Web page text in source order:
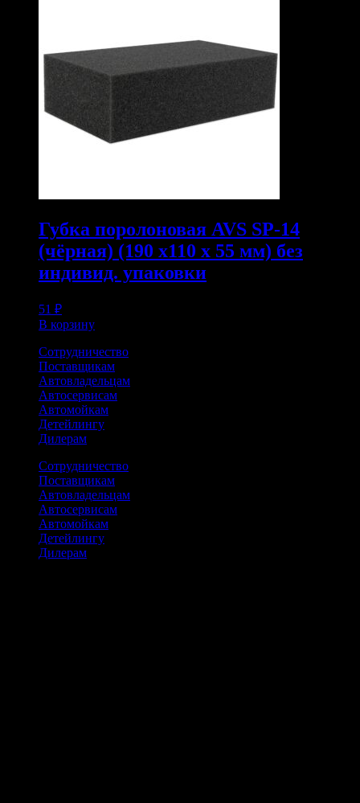
Губка поролоновая AVS SP-14
(чёрная) (190 x110 x 55 мм) без
индивид. упаковки
51 ₽
В корзину
Сотрудничество
Поставщикам
Автовладельцам
Автосервисам
Автомойкам
Детейлингу
Дилерам
Сотрудничество
Поставщикам
Автовладельцам
Автосервисам
Автомойкам
Детейлингу
Дилерам